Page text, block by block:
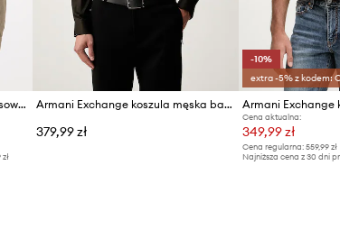
Armani Exchange koszula sztruksowa
zł
Armani Exchange koszula męska bawełniana z elastanem
379,99 zł
-10%
extra -5% z kodem:
Cena aktualna:
349,99 zł
Cena regularna: 559,99 zł
Najniższa cena z 30 dni